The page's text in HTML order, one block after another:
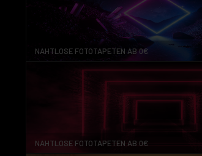
NAHTLOSE FOTOTAPETEN AB 0€
NAHTLOSE FOTOTAPETEN AB 0€